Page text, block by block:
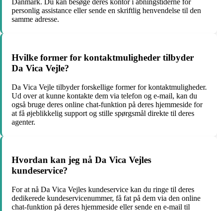
Danmark. Du kan besøge deres kontor i åbningstiderne for
personlig assistance eller sende en skriftlig henvendelse til den
samme adresse.
Hvilke former for kontaktmuligheder tilbyder
Da Vica Vejle?
Da Vica Vejle tilbyder forskellige former for kontaktmuligheder.
Ud over at kunne kontakte dem via telefon og e-mail, kan du
også bruge deres online chat-funktion på deres hjemmeside for
at få øjeblikkelig support og stille spørgsmål direkte til deres
agenter.
Hvordan kan jeg nå Da Vica Vejles
kundeservice?
For at nå Da Vica Vejles kundeservice kan du ringe til deres
dedikerede kundeservicenummer, få fat på dem via den online
chat-funktion på deres hjemmeside eller sende en e-mail til